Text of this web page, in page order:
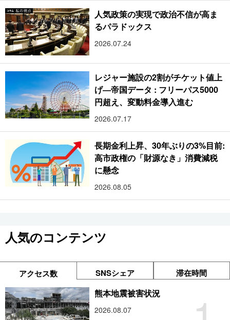
人気政策の実現で政治不信が高ま
るパラドックス
2026.07.24
レジャー施設の2割がチケット値上
げ―帝国データ : フリーパス5000
円超え、変動料金導入進む
2026.07.17
長期金利上昇、30年ぶりの3%目前:
高市政権の「財源なき」消費減税
に懸念
2026.08.05
人気のコンテンツ
アクセス数 SNSシェア 滞在時間
熊本地震被害状況
2026.08.07